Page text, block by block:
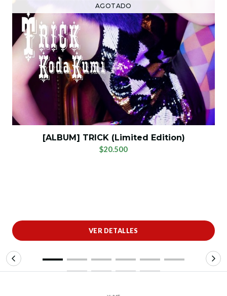
AGOTADO
[ALBUM] TRICK (Limited Edition)
$20.500
VER DETALLES